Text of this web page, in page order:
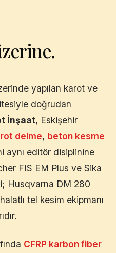
yapılan karot ve
doğrudan
İnşaat, Eskişehir
delme, beton kesme
aynı editör disiplinine
FIS EM Plus ve Sika
Husqvarna DM 280
tel kesim ekipmanı
CFRP karbon fiber